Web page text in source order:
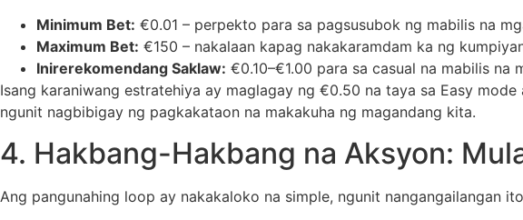
Minimum Bet: €0.01 – perpekto para sa pagsusubok ng mabilis na
Maximum Bet: €150 – nakalaan kapag nakakaramdam ka ng
Inirerekomendang Saklaw: €0.10–€1.00 para sa casual na mabilis na
Isang karaniwang estratehiya ay maglagay ng €0.50 na taya sa Easy
ngunit nagbibigay ng pagkakataon na makakuha ng magandang kita.
4. Hakbang-Hakbang na Aksyon:
Ang pangunahing loop ay nakakaloko na simple, ngunit nangangailangan